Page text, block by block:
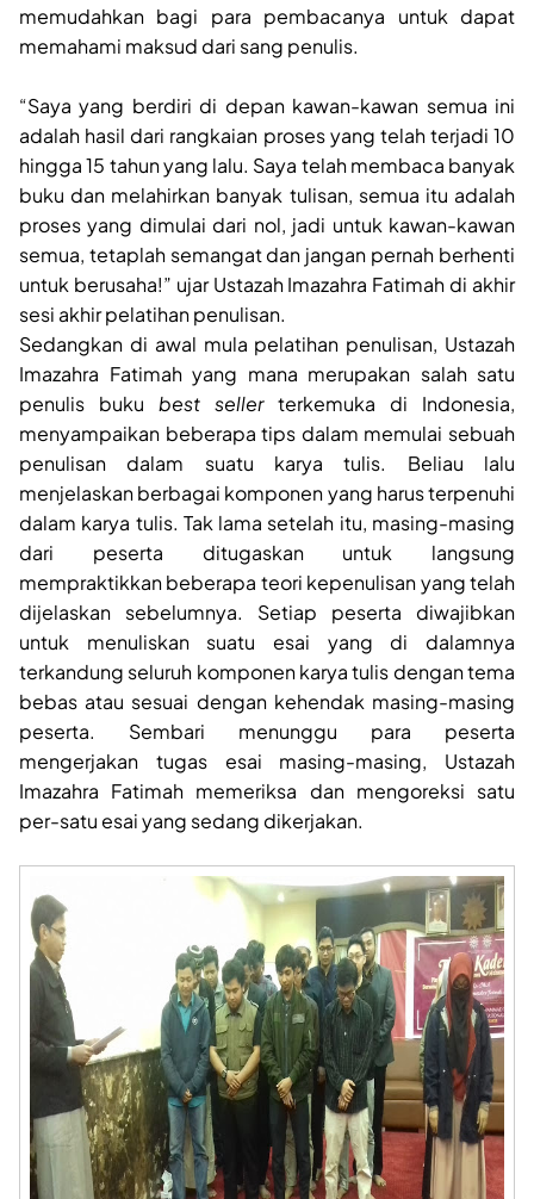
memudahkan bagi para pembacanya untuk dapat
memahami maksud dari sang penulis.
“Saya yang berdiri di depan kawan-kawan semua ini
adalah hasil dari rangkaian proses yang telah terjadi 10
hingga 15 tahun yang lalu. Saya telah membaca banyak
buku dan melahirkan banyak tulisan, semua itu adalah
proses yang dimulai dari nol, jadi untuk kawan-kawan
semua, tetaplah semangat dan jangan pernah berhenti
untuk berusaha!” ujar Ustazah Imazahra Fatimah di akhir
sesi akhir pelatihan penulisan.
Sedangkan di awal mula pelatihan penulisan, Ustazah
Imazahra Fatimah yang mana merupakan salah satu
penulis buku best seller terkemuka di Indonesia,
menyampaikan beberapa tips dalam memulai sebuah
penulisan dalam suatu karya tulis. Beliau lalu
menjelaskan berbagai komponen yang harus terpenuhi
dalam karya tulis. Tak lama setelah itu, masing-masing
dari peserta ditugaskan untuk langsung
mempraktikkan beberapa teori kepenulisan yang telah
dijelaskan sebelumnya. Setiap peserta diwajibkan
untuk menuliskan suatu esai yang di dalamnya
terkandung seluruh komponen karya tulis dengan tema
bebas atau sesuai dengan kehendak masing-masing
peserta. Sembari menunggu para peserta
mengerjakan tugas esai masing-masing, Ustazah
Imazahra Fatimah memeriksa dan mengoreksi satu
per-satu esai yang sedang dikerjakan.